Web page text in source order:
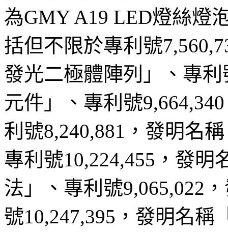
為GMY A19 LED燈絲燈
括但不限於專利號
發光二極體陣列」、專
元件」、專利號
利號8,240,881，發明名
專利號10,224,455，發
法」、專利號9,065,022
號10,247,395，發明名稱